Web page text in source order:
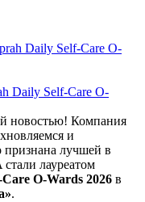
Daily Self-Care O-
новостью! Компания
и
признана лучшей в
лауреатом
O-Wards 2026 в
.